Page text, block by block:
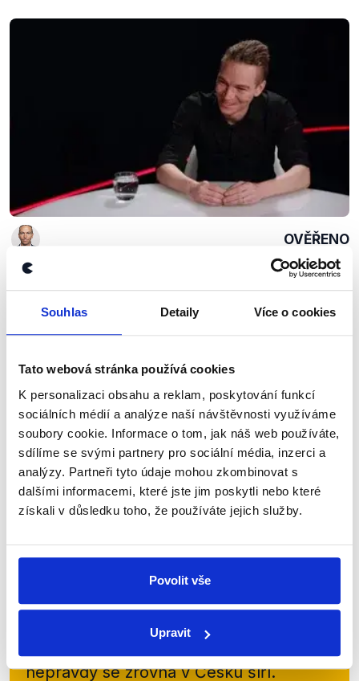
Souhlas Detaily Více o cookies
Tato webová stránka používá cookies
K personalizaci obsahu a reklam, poskytování funkcí
sociálních médií a analýze naší návštěvnosti využíváme
soubory cookie. Informace o tom, jak náš web používáte,
sdílíme se svými partnery pro sociální média, inzerci a
analýzy. Partneři tyto údaje mohou zkombinovat s
dalšími informacemi, které jste jim poskytli nebo které
získali v důsledku toho, že používáte jejich služby.
Povolit vše
Upravit
OVĚŘENO
Bartoš na Seznam Zprávy
Veřejností i politickou scénou hýbe v posledních
dnech volba Zdeňka Ondráčka do čela komise pro
Otázky kolem volby Ondráčka i další...
Číst dál
Zůstaňme v kontaktu
newsletteru nebowhatsappového
kanálu, kde pravidelně přinášíme
shrnutí nejzajímavějších článků a analýz.
Začněte nás odebírat, a mějte tak
nepravdy se zrovna v Česku šíří.